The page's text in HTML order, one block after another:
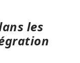
les